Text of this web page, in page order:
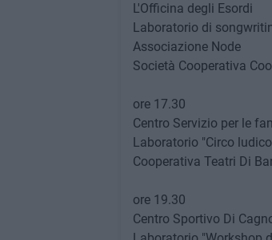
L'Officina degli Esordi
Laboratorio di
Associazione Node
Società Cooperativa
ore 17.30
Centro Servizio per le
Laboratorio "Circo
Cooperativa Teatri Di
ore 19.30
Centro Sportivo Di